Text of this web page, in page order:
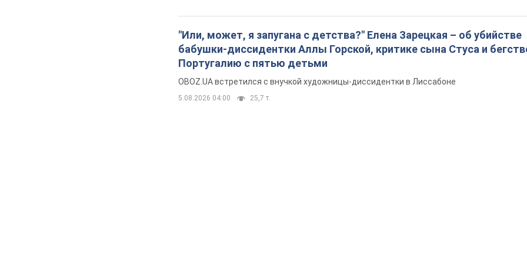
"Или, может, я запугана с детства?" Елена Зарецкая – об убийстве
бабушки-диссидентки Аллы Горской, критике сына Стуса и
Португалию с пятью детьми
OBOZ.UA встретился с внучкой художницы-диссидентки в Лиссабоне
5.08.2026 04:00 25,7 т.